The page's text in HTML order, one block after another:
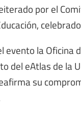
por el
evento la Oficina
del eAtlas de la
su